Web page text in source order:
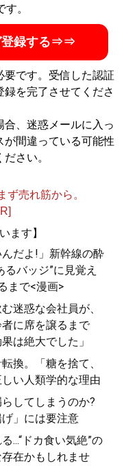
。
登録する⇒⇒
です。受信した認証
録を完了させてくださ
、迷惑メールに入っ
が間違っている可能性
さい。
売れ筋から。
ます】
だよ!」新幹線の酔
バッジ”に見覚え
まで<漫画>
迷惑な会社員が、
に席を譲るまで
は絶大でした」
換。「糖を捨て、
い人類学的な理由
してしまうのか?
げ」には要注意
...“ドカ食い気絶”の
在かもしれませ